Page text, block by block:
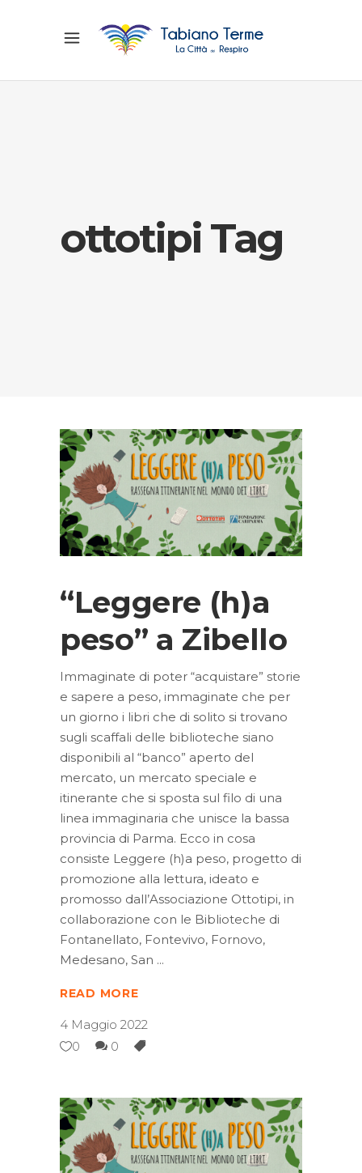
ottotipi Tag
“Leggere (h)a
peso” a Zibello
Immaginate di poter “acquistare” storie
e sapere a peso, immaginate che per
un giorno i libri che di solito si trovano
sugli scaffali delle biblioteche siano
disponibili al “banco” aperto del
mercato, un mercato speciale e
itinerante che si sposta sul filo di una
linea immaginaria che unisce la bassa
provincia di Parma. Ecco in cosa
consiste Leggere (h)a peso, progetto di
promozione alla lettura, ideato e
promosso dall’Associazione Ottotipi, in
collaborazione con le Biblioteche di
Fontanellato, Fontevivo, Fornovo,
Medesano, San
READ MORE
4 Maggio 2022
0
0